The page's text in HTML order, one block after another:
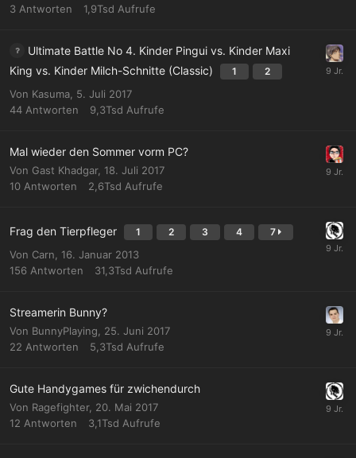
3 Antworten 1,9Tsd Aufrufe
Ultimate Battle No 4. Kinder Pingui vs. Kinder Maxi
King vs. Kinder Milch-Schnitte (Classic)
1 2
Von Kasuma 5. Juli 2017
44 Antworten 9,3Tsd Aufrufe
Mal wieder den Sommer vorm PC?
Von Gast Khadgar, 18. Juli 2017
10 Antworten 2,6Tsd Aufrufe
Frag den Tierpfleger 1 2 3 4 7
Von Carn
16. Januar 2013
156 Antworten 31,3Tsd Aufrufe
Streamerin Bunny?
Von BunnyPlaying
25. Juni 2017
22 Antworten 5,3Tsd Aufrufe
Gute Handygames für zwichendurch
Von Ragefighter, 20. Mai 2017
12 Antworten 3,1Tsd Aufrufe